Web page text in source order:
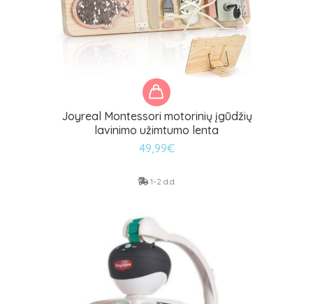
Joyreal Montessori motorinių įgūdžių
lavinimo užimtumo lenta
49,99€
1-2 d.d.